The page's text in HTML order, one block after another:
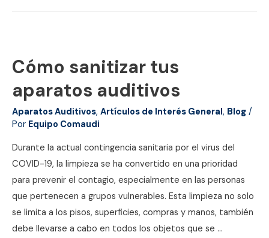
audición
Cómo sanitizar tus
aparatos auditivos
Aparatos Auditivos, Artículos de Interés General, Blog /
Por Equipo Comaudi
Durante la actual contingencia sanitaria por el virus del
COVID-19, la limpieza se ha convertido en una prioridad
para prevenir el contagio, especialmente en las personas
que pertenecen a grupos vulnerables. Esta limpieza no solo
se limita a los pisos, superficies, compras y manos, también
debe llevarse a cabo en todos los objetos que se …